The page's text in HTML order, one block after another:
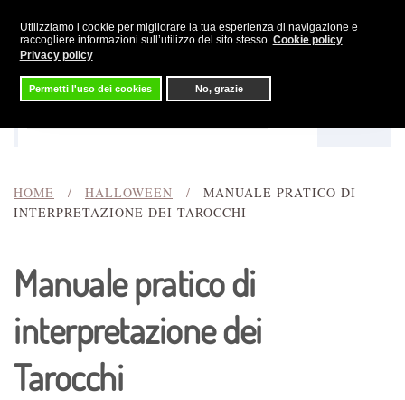
Utilizziamo i cookie per migliorare la tua esperienza di navigazione e
raccogliere informazioni sull’utilizzo del sito stesso. Cookie policy
Privacy policy
Permetti l'uso dei cookies No, grazie
Skip to main content
HOME HALLOWEEN
MANUALE PRATICO DI
INTERPRETAZIONE DEI TAROCCHI
Manuale pratico di
interpretazione dei
Tarocchi